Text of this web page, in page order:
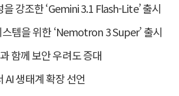
강조한 ‘Gemini 3.1 Flash-Lite’ 출시
템을 위한 ‘Nemotron 3 Super’ 출시
함께 보안 우려도 증대
AI 생태계 확장 선언